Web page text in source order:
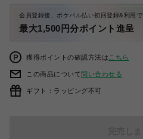
会員登録後、ポケパル払い初回登録&利用で
最大1,500円分ポイント進呈
獲得ポイントの確認方法は こちら
この商品について問い合わせる
ギフト：ラッピング不可